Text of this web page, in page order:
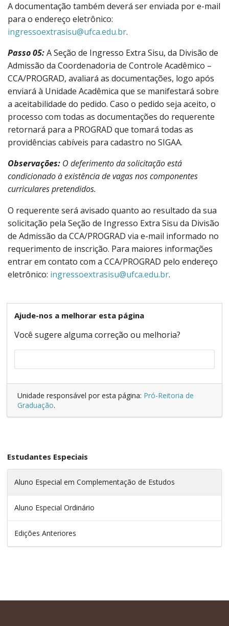
A documentação também deverá ser enviada por e-mail
para o endereço eletrônico:
ingressoextrasisu@ufca.edu.br.
Passo 05:A Seção de Ingresso Extra Sisu, da Divisão de
Admissão da Coordenadoria de Controle Acadêmico –
CCA/PROGRAD, avaliará as documentações, logo após
enviará à Unidade Acadêmica que se manifestará sobre
a aceitabilidade do pedido. Caso o pedido seja aceito, o
processo com todas as documentações do requerente
retornará para a PROGRAD que tomará todas as
providências cabíveis para cadastro no SIGAA.
Observações: O deferimento da solicitação está
condicionado à existência de vagas nos componentes
curriculares pretendidos.
O requerente será avisado quanto ao resultado da sua
solicitação pela Seção de Ingresso Extra Sisu da Divisão
de Admissão da CCA/PROGRAD via e-mail informado no
requerimento de inscrição. Para maiores informações
entrar em contato com a CCA/PROGRAD pelo endereço
eletrônico: ingressoextrasisu@ufca.edu.br.
Ajude-nos a melhorar esta página
Você sugere alguma correção ou melhoria?
Unidade responsável por esta página: Pró-Reitoria de
Graduação.
Estudantes Especiais
Aluno Especial em Complementação de Estudos
Aluno Especial Ordinário
Edições Anteriores